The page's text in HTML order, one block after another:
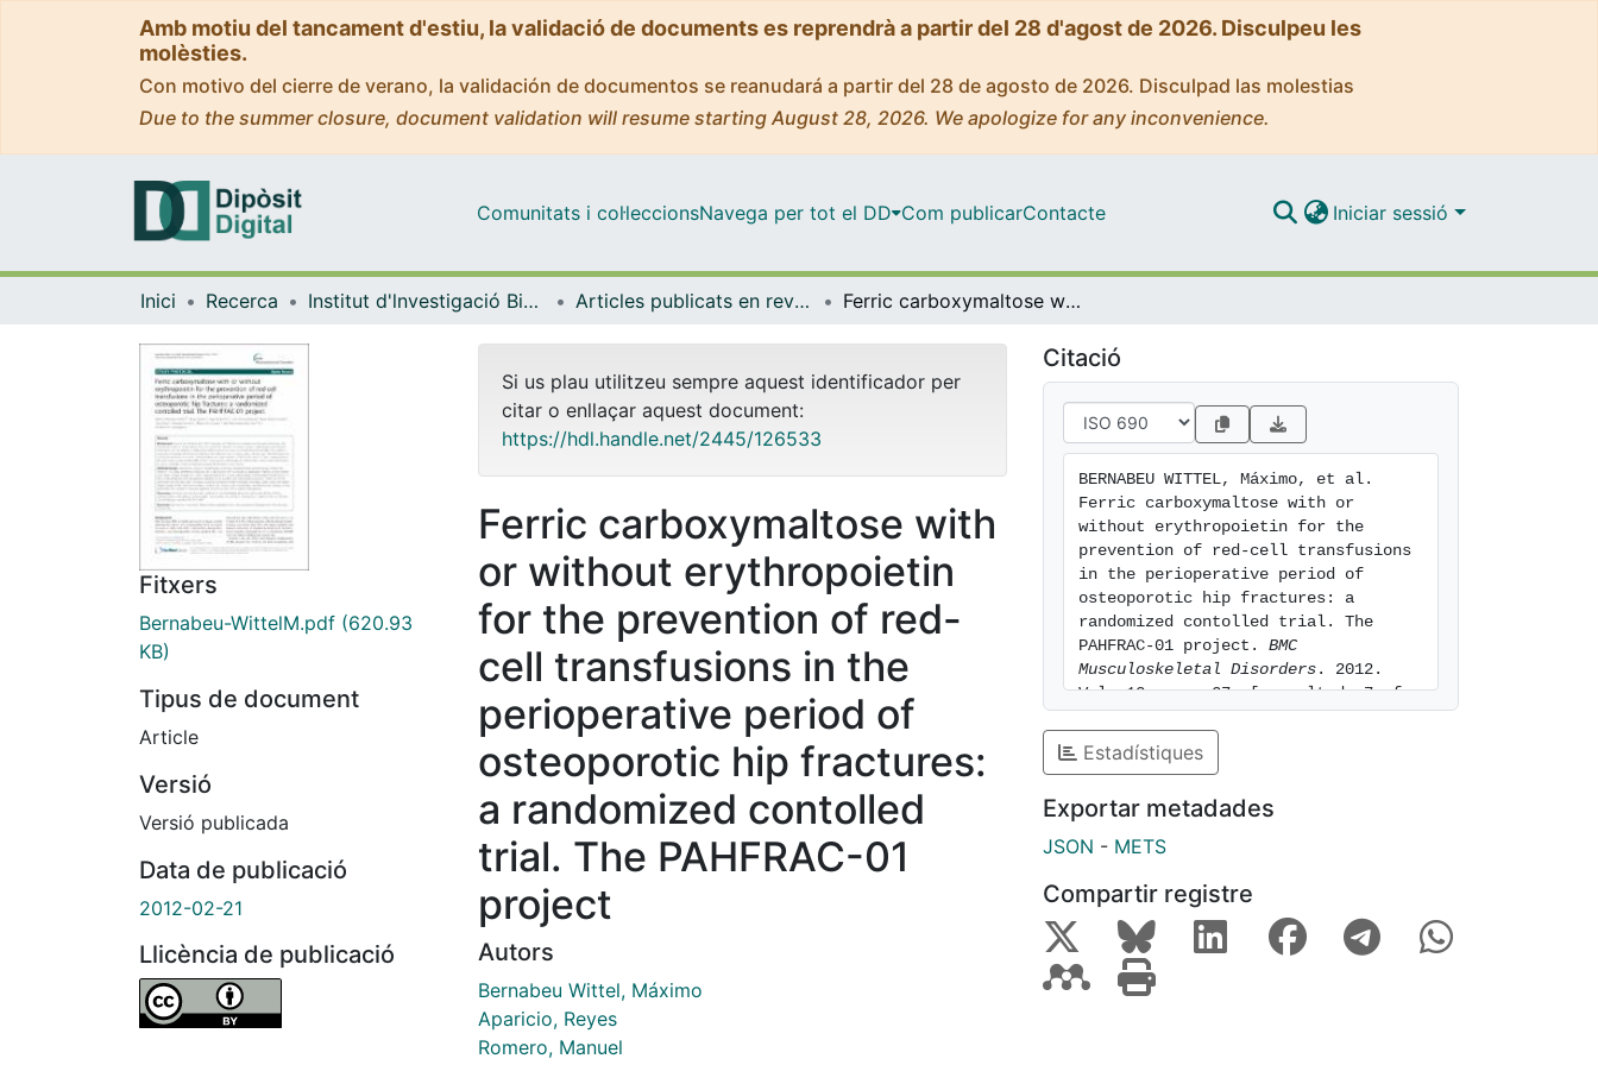
Amb motiu del tancament d'estiu, la validació de documents es reprendrà a partir del 28 d'agost de 2026. Disculpeu les
molèsties.
Con motivo del cierre de verano, la validación de documentos se reanudará a partir del 28 de agosto de 2026. Disculpad las molestias
Due to the summer closure, document validation will resume starting August 28, 2026. We apologize for any inconvenience.
Comunitats i col·leccionsNavega per tot el DD Com publicarContacte Iniciar sessió
Inici Recerca Institut d'lnvestigació Biomèdica de Bellvitge (IDIBELL) Articles publicats en revistes (Institut d'lnvestigació Biomèdica de Bellvitge (IDIBELL)) Ferric carboxymaltose with or without erythropoietin for the prevention of red-cell transfusions in the perioperative period of osteoporotic hip fractures: a randomized contolled trial. The PAHFRAC-01 project
Fitxers
Bernabeu-WittelM.pdf (620.93
KB)
Tipus de document
Article
Versió
Versió publicada
Data de publicació
2012-02-21
Llicència de publicació
Si us plau utilitzeu sempre aquest identificador per
citar o enllaçar aquest document:
https://hdl.handle.net/2445/126533
Ferric carboxymaltose with
or without erythropoietin
for the prevention of red-
cell transfusions in the
perioperative period of
osteoporotic hip fractures:
a randomized contolled
trial. The PAHFRAC-01
project
Autors
Bernabeu Wittel, Máximo
Aparicio, Reyes
Romero, Manuel
Citació
BERNABEU WITTEL, Máximo, et al.
Ferric carboxymaltose with or
without erythropoietin for the
prevention of red-cell transfusions
in the perioperative period of
osteoporotic hip fractures: a
randomized contolled trial. The
PAHFRAC-01 project. BMC
Musculoskeletal Disorders . 2012.
Vol. 13, num. 27. [consulted: 7 of
https://hdl.handle.net/2445/126533
Estadístiques
Exportar metadades
JSON - METS
Compartir registre